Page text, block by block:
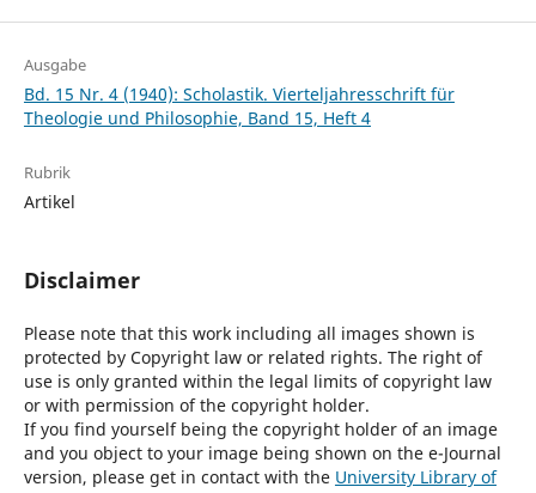
Ausgabe
Bd. 15 Nr. 4 (1940): Scholastik. Vierteljahresschrift für
Theologie und Philosophie, Band 15, Heft 4
Rubrik
Artikel
Disclaimer
Please note that this work including all images shown is
protected by Copyright law or related rights. The right of
use is only granted within the legal limits of copyright law
or with permission of the copyright holder.
If you find yourself being the copyright holder of an image
and you object to your image being shown on the e-Journal
version, please get in contact with the University Library of